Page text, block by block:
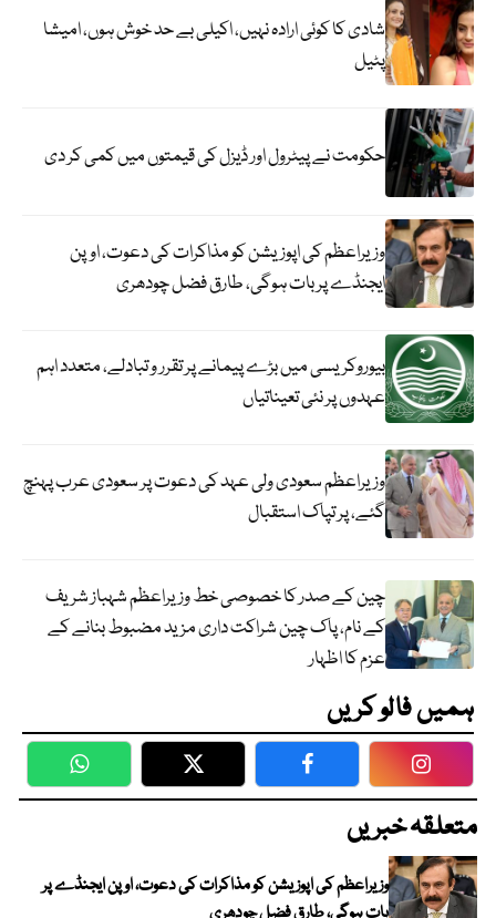
شادی کا کوئی ارادہ نہیں، اکیلی بے حد خوش ہوں، امیشا
پٹیل
حکومت نے پیٹرول اور ڈیزل کی قیمتوں میں کمی کر دی
وزیراعظم کی اپوزیشن کو مذاکرات کی دعوت، اوپن
ایجنڈے پر بات ہوگی، طارق فضل چودھری
بیوروکریسی میں بڑے پیمانے پر تقرر و تبادلے، متعدد اہم
عہدوں پر نئی تعیناتیاں
وزیراعظم سعودی ولی عہد کی دعوت پر سعودی عرب پہنچ
گئے، پر تپاک استقبال
چین کے صدر کا خصوصی خط وزیراعظم شہباز شریف
کے نام، پاک چین شراکت داری مزید مضبوط بنانے کے
عزم کا اظہار
ہمیں فالو کریں
WhatsApp Twitter Facebook
متعلقہ خبریں
وزیراعظم کی اپوزیشن کو مذاکرات کی دعوت، اوپن ایجنڈے پر